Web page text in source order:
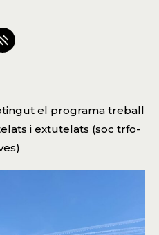
el programa treball
i extutelats (soc trfo-